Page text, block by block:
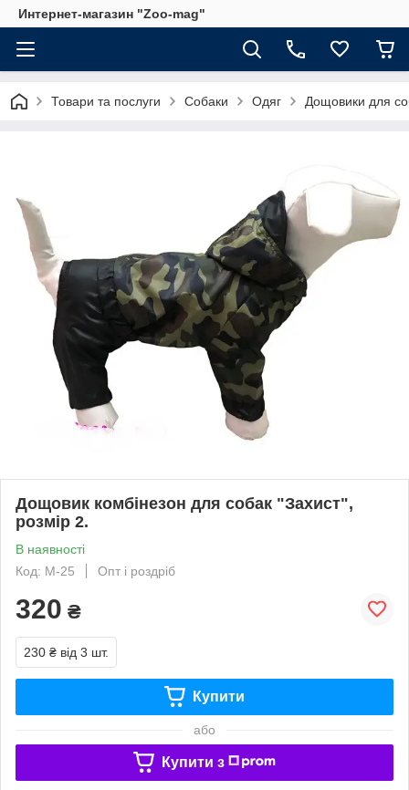
Интернет-магазин "Zoo-mag"
Товари та послуги Собаки Одяг Дощовики для
Дощовик комбінезон для собак "Захист",
розмір 2.
В наявності
Код: М-25
Опт і роздріб
320 ₴
230 ₴ від 3 шт.
Купити
або
Купити з